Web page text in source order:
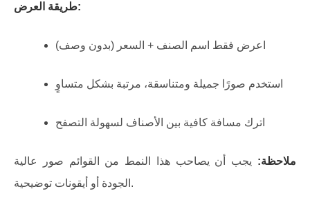
طريقة العرض:
اعرض فقط اسم الصنف + السعر (بدون وصف)
استخدم صورًا جميلة ومتناسقة، مرتبة بشكل متساوٍ
اترك مسافة كافية بين الأصناف لسهولة التصفح
ملاحظة: يجب أن يصاحب هذا النمط من القوائم صور عالية
الجودة أو أيقونات توضيحية.